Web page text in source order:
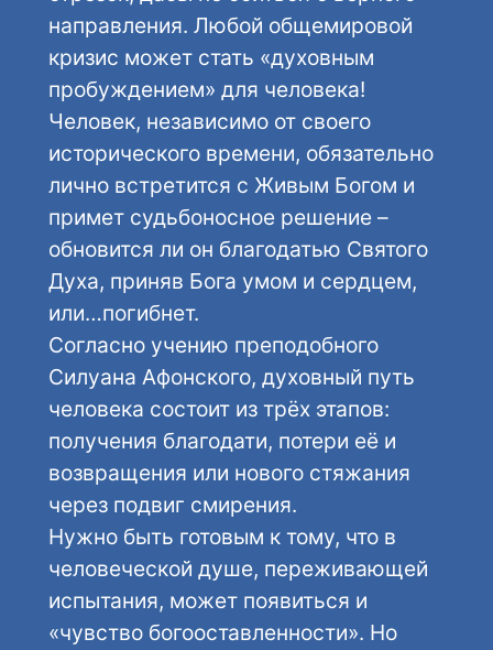
направления. Любой общемировой
кризис может стать «духовным
пробуждением» для человека!
Человек, независимо от своего
исторического времени, обязательно
лично встретится с Живым Богом и
примет судьбоносное решение –
обновится ли он благодатью Святого
Духа, приняв Бога умом и сердцем,
или…погибнет.
Согласно учению преподобного
Силуана Афонского, духовный путь
человека состоит из трёх этапов:
получения благодати, потери её и
возвращения или нового стяжания
через подвиг смирения.
Нужно быть готовым к тому, что в
человеческой душе, переживающей
испытания, может появиться и
«чувство богооставленности». Но